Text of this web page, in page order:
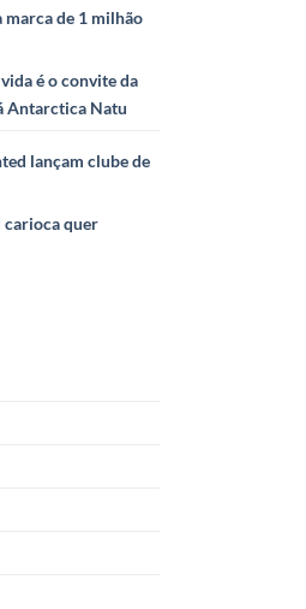
marca de 1 milhão
é o convite da
Antarctica Natu
lançam clube de
carioca quer